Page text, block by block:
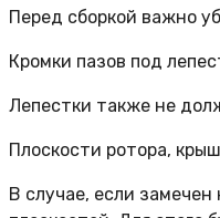
Перед сборкой важно
Кромки пазов под
Лепестки также не
Плоскости ротора,
В случае, если